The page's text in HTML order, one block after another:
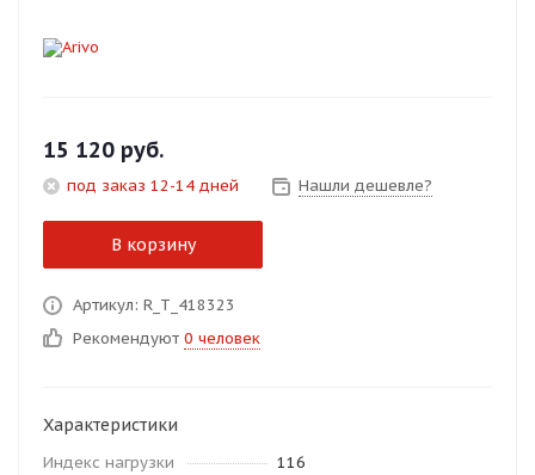
15 120 руб.
под заказ 12-14 дней Нашли дешевле?
В корзину
Артикул: R_T_418323
Рекомендуют 0 человек
Характеристики
Индекс нагрузки
116
Оставшиеся 75
% будут
списыватьсяс вашей карты
25%каждые 2 недели